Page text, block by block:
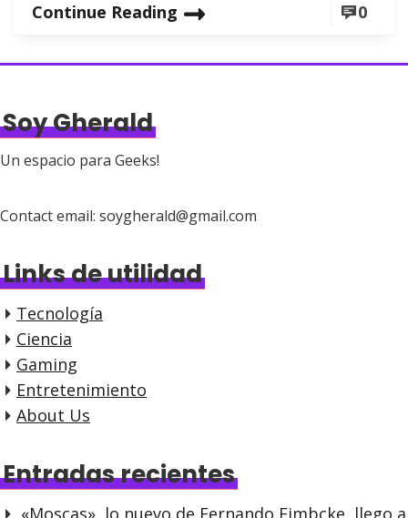
Continue Reading 0
Soy Gherald
Un espacio para Geeks!
Contact email: soygherald@gmail.com
Links de utilidad
Tecnología
Ciencia
Gaming
Entretenimiento
About Us
Entradas recientes